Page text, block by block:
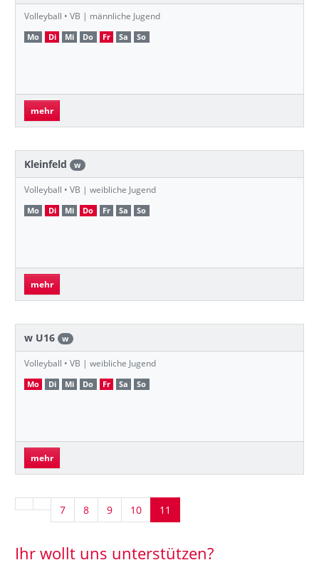
Volleyball • VB | männliche Jugend
Mo Di Mi Do Fr Sa So
mehr
Kleinfeld w
Volleyball • VB | weibliche Jugend
Mo Di Mi Do Fr Sa So
mehr
w U16 w
Volleyball • VB | weibliche Jugend
Mo Di Mi Do Fr Sa So
mehr
7 8 9 10 11
Ihr wollt uns unterstützen?